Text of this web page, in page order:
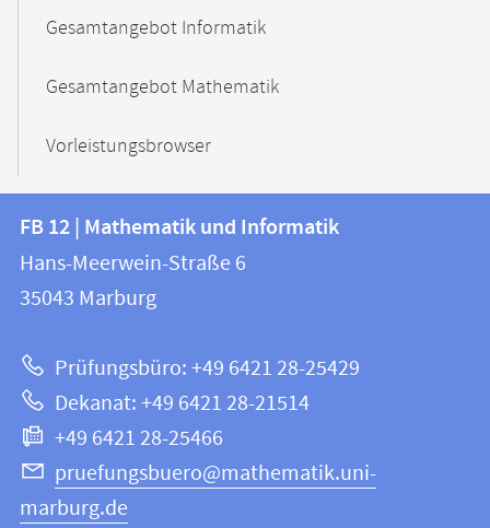
Gesamtangebot Informatik
Gesamtangebot Mathematik
Vorleistungsbrowser
Kontakt
und
Informationen
Website
FB
12
|
und
Informatik
FB 12 | Mathematik und Informatik
Hans-Meerwein-Straße 6
35043 Marburg
Prüfungsbüro: +49 6421 28-25429
Dekanat: +49 6421 28-21514
+49 6421 28-25466
pruefungsbuero@mathematik.uni-
marburg.de